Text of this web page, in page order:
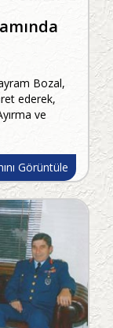
Bozal,
ederek,
ve
Görüntüle